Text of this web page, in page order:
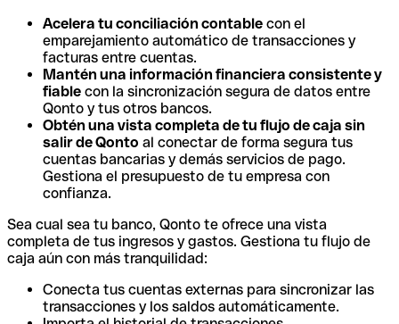
Acelera tu conciliación contable con el
emparejamiento automático de transacciones y
facturas entre cuentas.
Mantén una información financiera consistente y
fiable con la sincronización segura de datos entre
Qonto y tus otros bancos.
Obtén una vista completa de tu flujo de caja sin
salir de Qonto al conectar de forma segura tus
cuentas bancarias y demás servicios de pago.
Gestiona el presupuesto de tu empresa con
confianza.
Sea cual sea tu banco, Qonto te ofrece una vista
completa de tus ingresos y gastos. Gestiona tu flujo de
caja aún con más tranquilidad:
Conecta tus cuentas externas para sincronizar las
transacciones y los saldos automáticamente.